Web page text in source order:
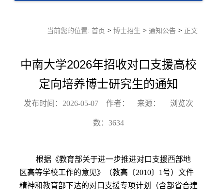
当前您的位置: 首页 > 博士招生 > 通知公告 > 正文
中南大学2026年招收对口支援高校
定向培养博士研究生的通知
发布时间：2026-05-07 作者： 来源： 浏览次
数： 3634
根据《教育部关于进一步推进对口支援西部地
区高等学校工作的意见》（教高〔2010〕 1号）文件
精神和教育部下达的对口支援专项计划（含部省合建